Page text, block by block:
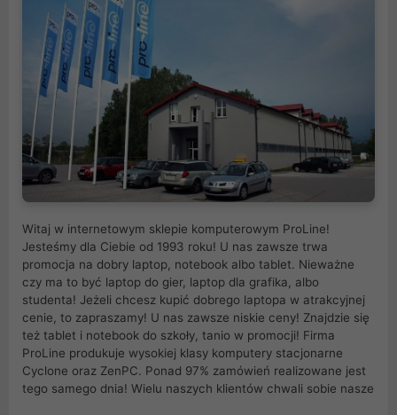
Witaj w internetowym sklepie komputerowym ProLine!
Jesteśmy dla Ciebie od 1993 roku! U nas zawsze trwa
promocja na dobry laptop, notebook albo tablet. Nieważne
czy ma to być laptop do gier, laptop dla grafika, albo
studenta! Jeżeli chcesz kupić dobrego laptopa w atrakcyjnej
cenie, to zapraszamy! U nas zawsze niskie ceny! Znajdzie się
też tablet i notebook do szkoły, tanio w promocji! Firma
ProLine produkuje wysokiej klasy komputery stacjonarne
Cyclone oraz ZenPC. Ponad 97% zamówień realizowane jest
tego samego dnia! Wielu naszych klientów chwali sobie nasze